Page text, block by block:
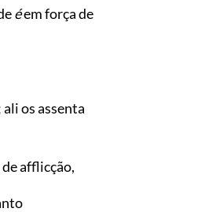
éem força de
os assenta
afflicção,